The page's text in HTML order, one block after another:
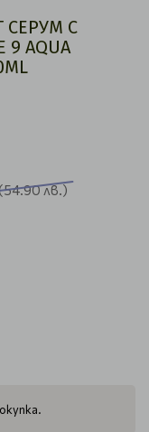
С
9 AQUA
лв.)